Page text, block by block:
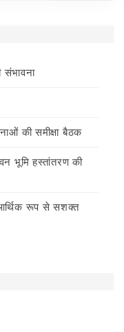
संभावना
की समीक्षा बैठक
भूमि हस्तांतरण की
आर्थिक रूप से सशक्त